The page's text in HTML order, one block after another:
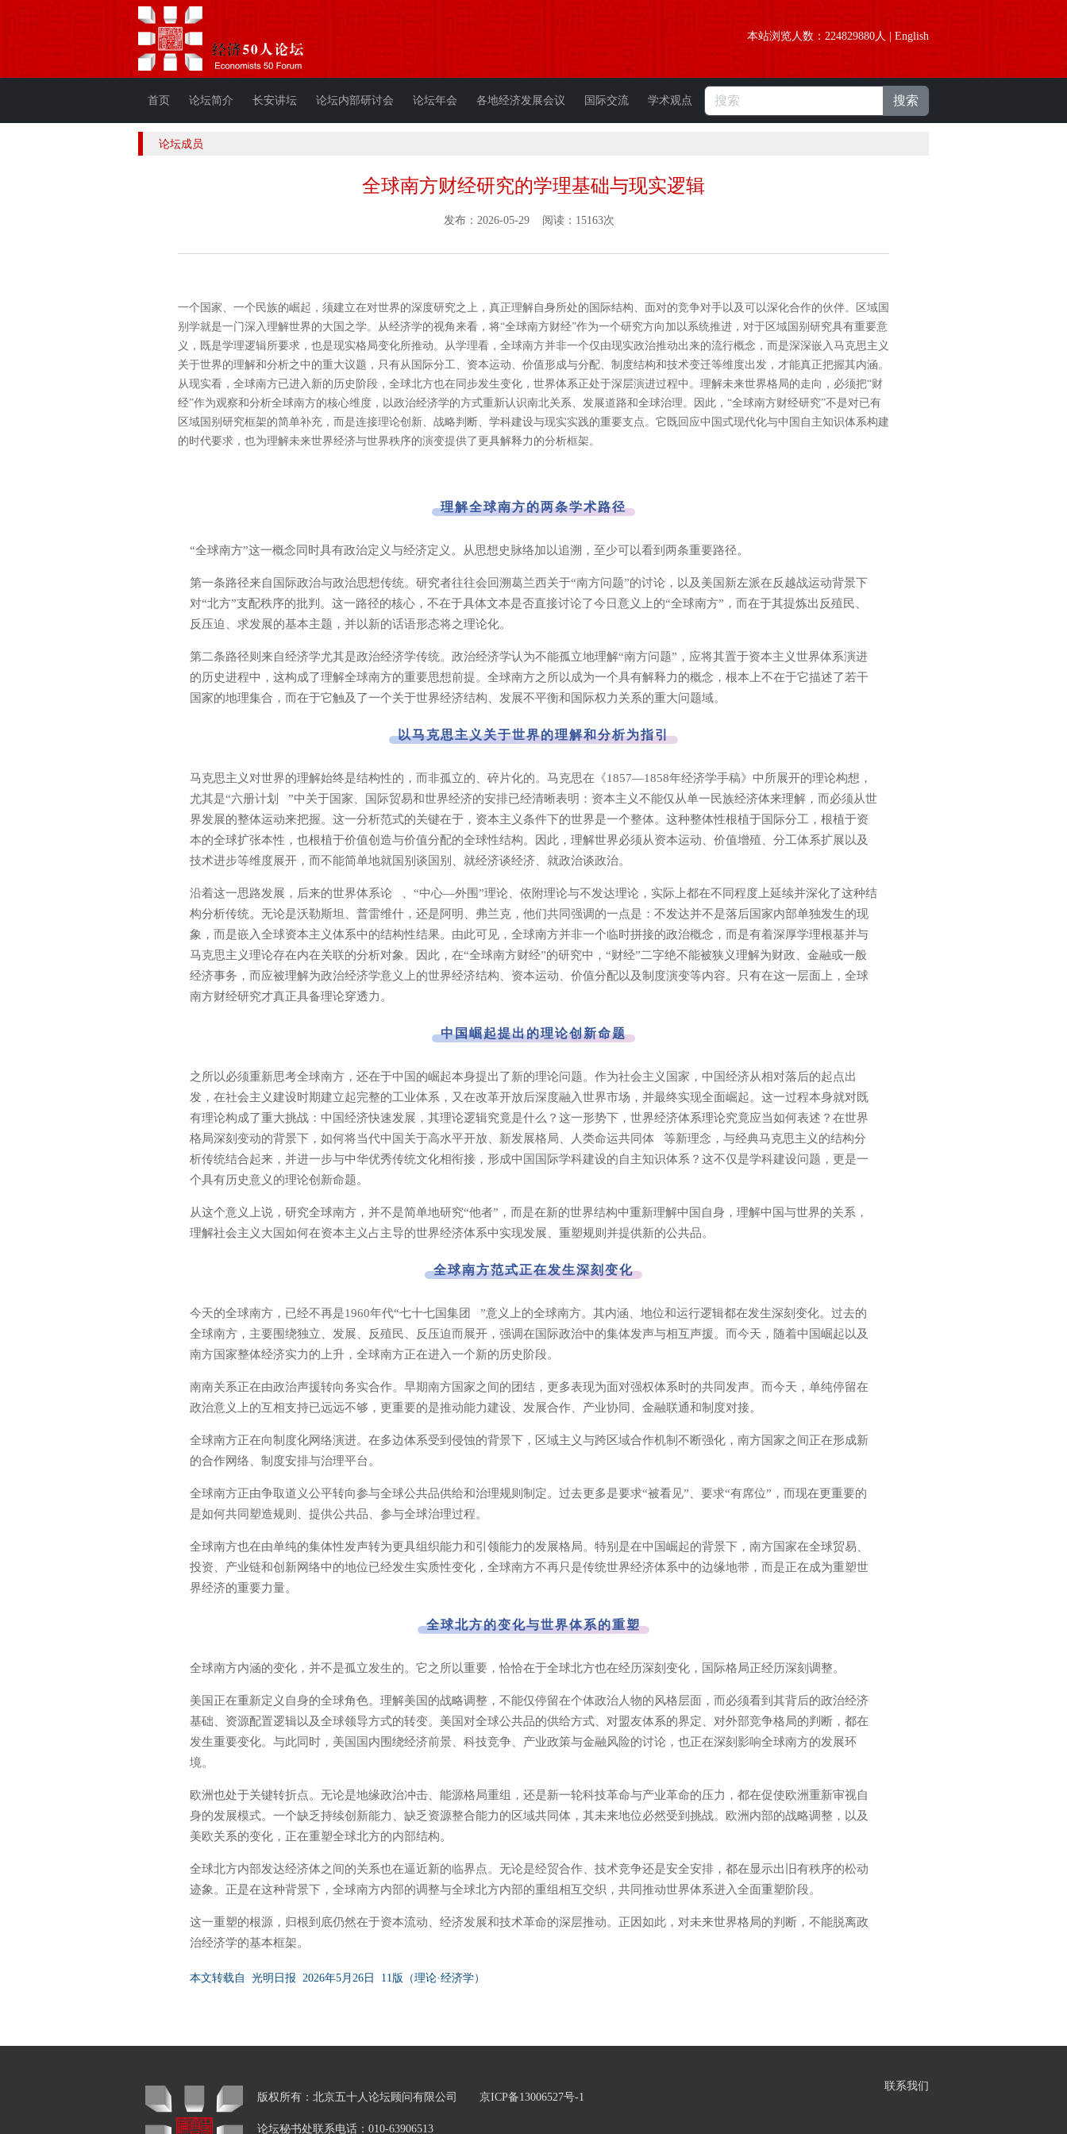
本站浏览人数： 224829880人 | English
首页 论坛简介 长安讲坛 论坛内部研讨会 论坛年会 各地经济发展会议 国际交流 学术观点 搜索
论坛成员
全球南方财经研究的学理基础与现实逻辑
发布：2026-05-29 阅读：15163次
一个国家、一个民族的崛起，须建立在对世界的深度研究之上，真正理解自身所处的国际结构、面对的竞争对手以及可以深化合作的伙伴。区域国
别学就是一门深入理解世界的大国之学。从经济学的视角来看，将“全球南方财经”作为一个研究方向加以系统推进，对于区域国别研究具有重要意
义，既是学理逻辑所要求，也是现实格局变化所推动。从学理看，全球南方并非一个仅由现实政治推动出来的流行概念，而是深深嵌入马克思主义
关于世界的理解和分析之中的重大议题，只有从国际分工、资本运动、价值形成与分配、制度结构和技术变迁等维度出发，才能真正把握其内涵。
从现实看，全球南方已进入新的历史阶段，全球北方也在同步发生变化，世界体系正处于深层演进过程中。理解未来世界格局的走向，必须把“财
经”作为观察和分析全球南方的核心维度，以政治经济学的方式重新认识南北关系、发展道路和全球治理。因此，“全球南方财经研究”不是对已有
区域国别研究框架的简单补充，而是连接理论创新、战略判断、学科建设与现实实践的重要支点。它既回应中国式现代化与中国自主知识体系构建
的时代要求，也为理解未来世界经济与世界秩序的演变提供了更具解释力的分析框架。
理解全球南方的两条学术路径
“全球南方”这一概念同时具有政治定义与经济定义。从思想史脉络加以追溯，至少可以看到两条重要路径。
第一条路径来自国际政治与政治思想传统。研究者往往会回溯葛兰西关于“南方问题”的讨论，以及美国新左派在反越战运动背景下
对“北方”支配秩序的批判。这一路径的核心，不在于具体文本是否直接讨论了今日意义上的“全球南方”，而在于其提炼出反殖民、
反压迫、求发展的基本主题，并以新的话语形态将之理论化。
第二条路径则来自经济学尤其是政治经济学传统。政治经济学认为不能孤立地理解“南方问题”，应将其置于资本主义世界体系演进
的历史进程中，这构成了理解全球南方的重要思想前提。全球南方之所以成为一个具有解释力的概念，根本上不在于它描述了若干
国家的地理集合，而在于它触及了一个关于世界经济结构、发展不平衡和国际权力关系的重大问题域。
以马克思主义关于世界的理解和分析为指引
马克思主义对世界的理解始终是结构性的，而非孤立的、碎片化的。马克思在《1857—1858年经济学手稿》中所展开的理论构想，
尤其是“六册计划
”中关于国家、国际贸易和世界经济的安排已经清晰表明：资本主义不能仅从单一民族经济体来理解，而必须从世
界发展的整体运动来把握。这一分析范式的关键在于，资本主义条件下的世界是一个整体。这种整体性根植于国际分工，根植于资
本的全球扩张本性，也根植于价值创造与价值分配的全球性结构。因此，理解世界必须从资本运动、价值增殖、分工体系扩展以及
技术进步等维度展开，而不能简单地就国别谈国别、就经济谈经济、就政治谈政治。
沿着这一思路发展，后来的世界体系论
、“中心—外围”理论、依附理论与不发达理论，实际上都在不同程度上延续并深化了这种结
构分析传统。无论是沃勒斯坦、普雷维什，还是阿明、弗兰克，他们共同强调的一点是：不发达并不是落后国家内部单独发生的现
象，而是嵌入全球资本主义体系中的结构性结果。由此可见，全球南方并非一个临时拼接的政治概念，而是有着深厚学理根基并与
马克思主义理论存在内在关联的分析对象。因此，在“全球南方财经”的研究中，“财经”二字绝不能被狭义理解为财政、金融或一般
经济事务，而应被理解为政治经济学意义上的世界经济结构、资本运动、价值分配以及制度演变等内容。只有在这一层面上，全球
南方财经研究才真正具备理论穿透力。
中国崛起提出的理论创新命题
之所以必须重新思考全球南方，还在于中国的崛起本身提出了新的理论问题。作为社会主义国家，中国经济从相对落后的起点出
发，在社会主义建设时期建立起完整的工业体系，又在改革开放后深度融入世界市场，并最终实现全面崛起。这一过程本身就对既
有理论构成了重大挑战：中国经济快速发展，其理论逻辑究竟是什么？这一形势下，世界经济体系理论究竟应当如何表述？在世界
格局深刻变动的背景下，如何将当代中国关于高水平开放、新发展格局、
人类命运共同体
等新理念，与经典马克思主义的结构分
析传统结合起来，并进一步与中华优秀传统文化相衔接，形成中国国际学科建设的自主知识体系？这不仅是学科建设问题，更是一
个具有历史意义的理论创新命题。
从这个意义上说，研究全球南方，并不是简单地研究“他者”，而是在新的世界结构中重新理解中国自身，理解中国与世界的关系，
理解社会主义大国如何在资本主义占主导的世界经济体系中实现发展、重塑规则并提供新的公共品。
全球南方范式正在发生深刻变化
今天的全球南方，已经不再是1960年代“七十七国集团
”意义上的全球南方。其内涵、地位和运行逻辑都在发生深刻变化。过去的
全球南方，主要围绕独立、发展、反殖民、反压迫而展开，强调在国际政治中的集体发声与相互声援。而今天，随着中国崛起以及
南方国家整体经济实力的上升，全球南方正在进入一个新的历史阶段。
南南关系正在由政治声援转向务实合作。早期南方国家之间的团结，更多表现为面对强权体系时的共同发声。而今天，单纯停留在
政治意义上的互相支持已远远不够，更重要的是推动能力建设、发展合作、产业协同、金融联通和制度对接。
全球南方正在向制度化网络演进。在多边体系受到侵蚀的背景下，区域主义与跨区域合作机制不断强化，南方国家之间正在形成新
的合作网络、制度安排与治理平台。
全球南方正由争取道义公平转向参与全球公共品供给和治理规则制定。过去更多是要求“被看见”、要求“有席位”，而现在更重要的
是如何共同塑造规则、提供公共品、参与全球治理过程。
全球南方也在由单纯的集体性发声转为更具组织能力和引领能力的发展格局。特别是在中国崛起的背景下，南方国家在全球贸易、
投资、产业链和创新网络中的地位已经发生实质性变化，全球南方不再只是传统世界经济体系中的边缘地带，而是正在成为重塑世
界经济的重要力量。
全球北方的变化与世界体系的重塑
全球南方内涵的变化，并不是孤立发生的。它之所以重要，恰恰在于全球北方也在经历深刻变化，国际格局正经历深刻调整。
美国正在重新定义自身的全球角色。理解美国的战略调整，不能仅停留在个体政治人物的风格层面，而必须看到其背后的政治经济
基础、资源配置逻辑以及全球领导方式的转变。美国对全球公共品的供给方式、对盟友体系的界定、对外部竞争格局的判断，都在
发生重要变化。与此同时，美国国内围绕经济前景、科技竞争、产业政策与金融风险的讨论，也正在深刻影响全球南方的发展环
境。
欧洲也处于关键转折点。无论是地缘政治冲击、能源格局重组，还是新一轮科技革命与产业革命的压力，都在促使欧洲重新审视自
身的发展模式。一个缺乏持续创新能力、缺乏资源整合能力的区域共同体，其未来地位必然受到挑战。欧洲内部的战略调整，以及
美欧关系的变化，正在重塑全球北方的内部结构。
全球北方内部发达经济体之间的关系也在逼近新的临界点。无论是经贸合作、技术竞争还是安全安排，都在显示出旧有秩序的松动
迹象。正是在这种背景下，全球南方内部的调整与全球北方内部的重组相互交织，共同推动世界体系进入全面重塑阶段。
这一重塑的根源，归根到底仍然在于资本流动、经济发展和技术革命的深层推动。正因如此，对未来世界格局的判断，不能脱离政
治经济学的基本框架。
本文转载自 光明日报 2026年5月26日 11版（理论·经济学）
版权所有：北京五十人论坛顾问有限公司 京ICP备13006527号-1
论坛秘书处联系电话：010-63906513
联系我们